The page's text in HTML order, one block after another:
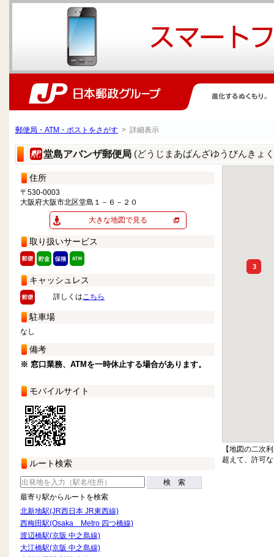
郵便局・ATM・ポストをさがす > 詳細表示
堂島アバンザ郵便局 (どうじまあばんざゆうびんきょ
住所
〒530-0003
大阪府大阪市北区堂島１－６－２０
大きな地図で見る
取り扱いサービス
キャッシュレス
詳しくはこちら
駐車場
なし
備考
※ 窓口業務、ATMを一時休止する場合があります。
モバイルサイト
ルート検索
検 索
最寄り駅からルートを検索
北新地駅(JR西日本 JR東西線)
西梅田駅(Osaka Metro 四つ橋線)
渡辺橋駅(京阪 中之島線)
大江橋駅(京阪 中之島線)
3
【地図の二次
超えて、許可